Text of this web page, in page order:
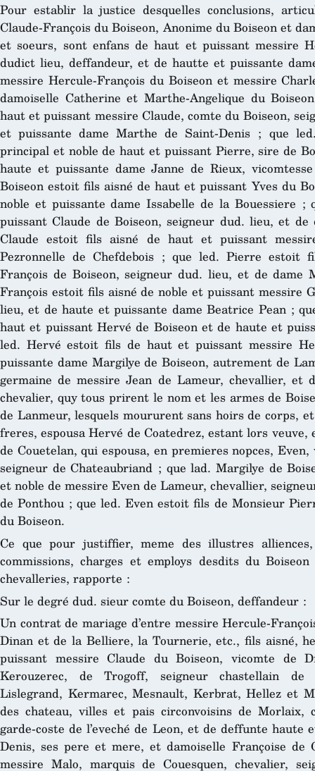
Pour establir la justice desquelles conclusions,
Claude-François du Boiseon, Anonime du Boiseon et
et soeurs, sont enfans de haut et puissant messire
dudict lieu, deffandeur, et de hautte et puissante
messire Hercule-François du Boiseon et messire
damoiselle Catherine et Marthe-Angelique du
haut et puissant messire Claude, comte du Boiseon,
et puissante dame Marthe de Saint-Denis ; que
principal et noble de haut et puissant Pierre, sire de
haute et puissante dame Janne de Rieux,
Boiseon estoit fils aisné de haut et puissant Yves du
noble et puissante dame Issabelle de la Bouessiere
puissant Claude de Boiseon, seigneur dud. lieu, et
Claude estoit fils aisné de haut et puissant
Pezronnelle de Chefdebois ; que led. Pierre estoit
François de Boiseon, seigneur dud. lieu, et de dame
François estoit fils aisné de noble et puissant messire
lieu, et de haute et puissante dame Beatrice Pean ;
haut et puissant Hervé de Boiseon et de haute et
led. Hervé estoit fils de haut et puissant messire
puissante dame Margilye de Boiseon, autrement de
germaine de messire Jean de Lameur, chevallier, et
chevalier, quy tous prirent le nom et les armes de
de Lanmeur, lesquels moururent sans hoirs de corps,
freres, espousa Hervé de Coatedrez, estant lors
de Couetelan, qui espousa, en premieres nopces,
seigneur de Chateaubriand ; que lad. Margilye de
et noble de messire Even de Lameur, chevallier,
de Ponthou ; que led. Even estoit fils de Monsieur
du Boiseon.
Ce que pour justiffier, meme des illustres
commissions, charges et employs desdits du
chevalleries, rapporte :
Sur le degré dud. sieur comte du Boiseon, deffandeur :
Un contrat de mariage d’entre messire Hercule-
Dinan et de la Belliere, la Tournerie, etc., fils aisné,
puissant messire Claude du Boiseon, vicomte de
Kerouzerec, de Trogoff, seigneur chastellain de
Lislegrand, Kermarec, Mesnault, Kerbrat, Hellez et
des chateau, villes et pais circonvoisins de
garde-coste de l’eveché de Leon, et de deffunte
Denis, ses pere et mere, et damoiselle Françoise de
messire Malo, marquis de Couesquen, chevalier,